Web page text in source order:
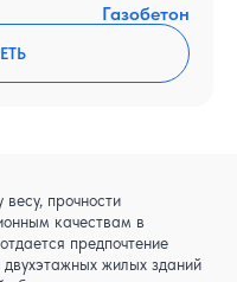
Газобетон
прочности
качествам в
предпочтение
жилых зданий